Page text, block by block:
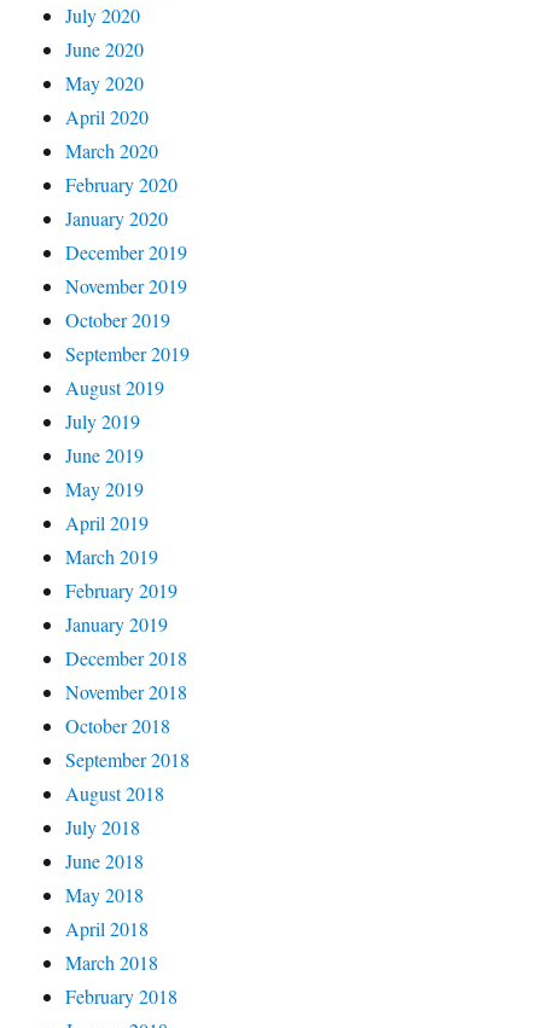
July 2020
June 2020
May 2020
April 2020
March 2020
February 2020
January 2020
December 2019
November 2019
October 2019
September 2019
August 2019
July 2019
June 2019
May 2019
April 2019
March 2019
February 2019
January 2019
December 2018
November 2018
October 2018
September 2018
August 2018
July 2018
June 2018
May 2018
April 2018
March 2018
February 2018